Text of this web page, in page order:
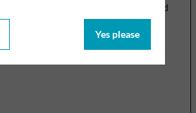
Yes please
sulphur, copper, aluminium and